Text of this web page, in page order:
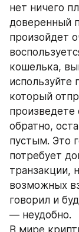
нет ничего
доверенный
произойдет
кошелька,
который
обратно,
пустым. Это
потребует
транзакции,
возможных
говорил и
— неудобно.